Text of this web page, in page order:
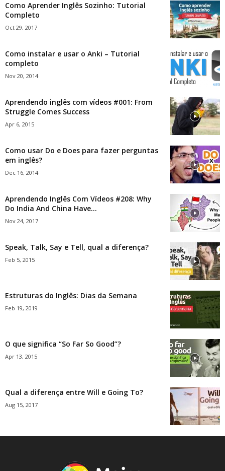
Como Aprender Inglês Sozinho: Tutorial
Completo
Oct 29, 2017
Como instalar e usar o Anki – Tutorial
completo
Nov 20, 2014
Aprendendo inglês com vídeos #001: From
Struggle Comes Success
Apr 6, 2015
Como usar Do e Does para fazer perguntas
em inglês?
Dec 16, 2014
Aprendendo Inglês Com Vídeos #208: Why
Do India And China Have...
Nov 24, 2017
Speak, Talk, Say e Tell, qual a diferença?
Feb 5, 2015
Estruturas do Inglês: Dias da Semana
Feb 19, 2019
O que significa “So Far So Good”?
Apr 13, 2015
Qual a diferença entre Will e Going To?
Aug 15, 2017